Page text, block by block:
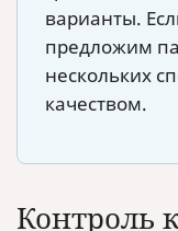
варианты.
предложим
нескольких
качеством.
Контроль